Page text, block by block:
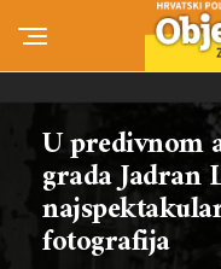
U predivnom
grada Jadran
fotografija